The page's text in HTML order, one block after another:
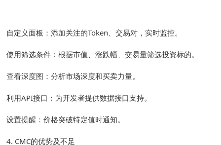
自定义面板：添加关注的Token、交易对，实时监控。
使用筛选条件：根据市值、涨跌幅、交易量筛选投资标的。
查看深度图：分析市场深度和买卖力量。
利用API接口：为开发者提供数据接口支持。
设置提醒：价格突破特定值时通知。
4. CMC的优势及不足